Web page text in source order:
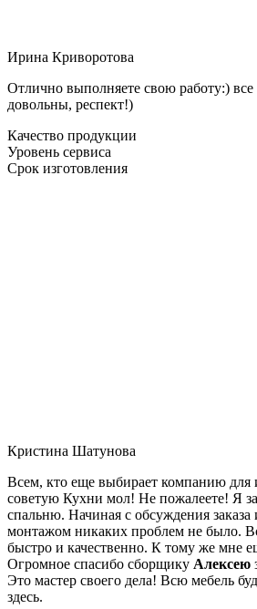
Ирина Криворотова
Отлично выполняете свою работу:) все
довольны, респект!)
Качество продукции
Уровень сервиса
Срок изготовления
Кристина Шатунова
Всем, кто еще выбирает компанию для
советую Кухни мол! Не пожалеете! Я
спальню. Начиная с обсуждения заказа
монтажом никаких проблем не было.
быстро и качественно. К тому же мне
Огромное спасибо сборщику Алексею
Это мастер своего дела! Всю мебель
здесь.